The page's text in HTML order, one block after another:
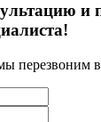
и
перезвоним